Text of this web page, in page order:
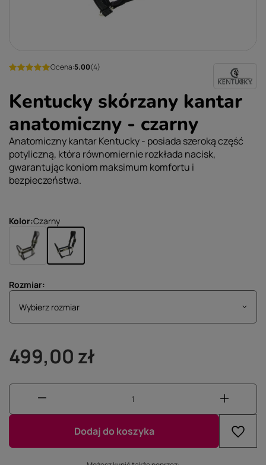
Ocena:5.00(4)
Kentucky skórzany kantar
anatomiczny - czarny
Anatomiczny kantar Kentucky - posiada szeroką część
potyliczną, która równomiernie rozkłada nacisk,
gwarantując koniom maksimum komfortu i
bezpieczeństwa.
Kolor Czarny
Rozmiar
Wybierz rozmiar
Wybierz rozmiar
499,00 zł
Dodaj do koszyka